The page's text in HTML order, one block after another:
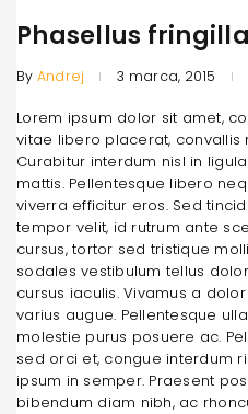
Phasellus
By Andrej 3 marca, 2015
Lorem ipsum dolor sit amet,
vitae libero placerat, convallis
Curabitur interdum nisl in
mattis. Pellentesque libero
viverra efficitur eros. Sed
tempor velit, id rutrum ante
cursus, tortor sed tristique
sodales vestibulum tellus
cursus iaculis. Vivamus a
varius augue. Pellentesque
molestie purus posuere ac.
sed orci et, congue interdum
ipsum in semper. Praesent
bibendum diam nibh, ac